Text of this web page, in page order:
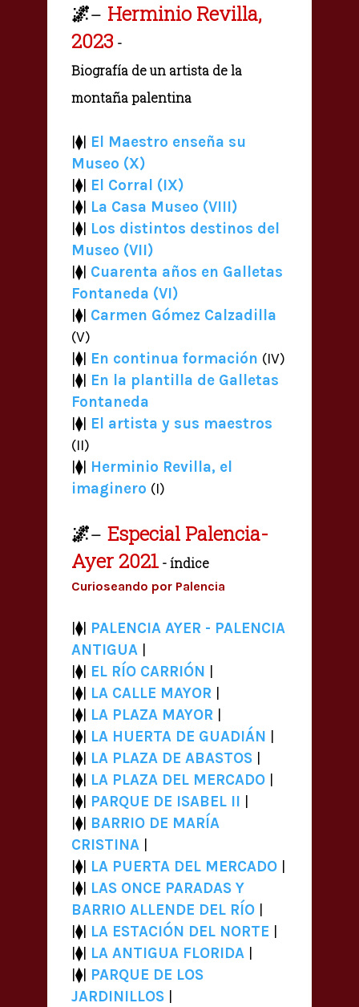
🌌— Herminio Revilla,
2023 -
Biografía de un artista de la
montaña palentina
|⧫| El Maestro enseña su
Museo (X)
|⧫| El Corral (IX)
|⧫| La Casa Museo (VIII)
|⧫| Los distintos destinos del
Museo (VII)
|⧫| Cuarenta años en Galletas
Fontaneda (VI)
|⧫| Carmen Gómez Calzadilla
(V)
|⧫| En continua formación (IV)
|⧫| En la plantilla de Galletas
Fontaneda
|⧫| El artista y sus maestros
(II)
|⧫| Herminio Revilla, el
imaginero (I)
🌌— Especial Palencia-
Ayer 2021 - índice
Curioseando por Palencia
|⧫| PALENCIA AYER - PALENCIA
ANTIGUA
|⧫| EL RÍO CARRIÓN
|⧫| LA CALLE MAYOR
|⧫| LA PLAZA MAYOR
|⧫| LA HUERTA DE GUADIÁN
|⧫| LA PLAZA DE ABASTOS
|⧫| LA PLAZA DEL MERCADO
|⧫| PARQUE DE ISABEL II
|⧫| BARRIO DE MARÍA
CRISTINA
|⧫| LA PUERTA DEL MERCADO
|⧫| LAS ONCE PARADAS Y
BARRIO ALLENDE DEL RÍO
|⧫| LA ESTACIÓN DEL NORTE
|⧫| LA ANTIGUA FLORIDA
|⧫| PARQUE DE LOS
JARDINILLOS